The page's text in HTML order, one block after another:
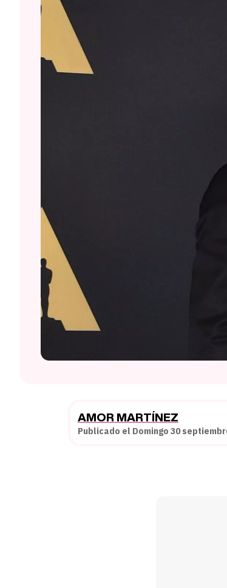
AMOR MARTÍNEZ
Publicado el Domingo 30